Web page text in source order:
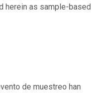
herein as sample-based
de muestreo han